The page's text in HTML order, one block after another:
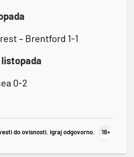
– Brentford 1-1
listopada
0-2
do ovisnosti. Igraj odgovorno.